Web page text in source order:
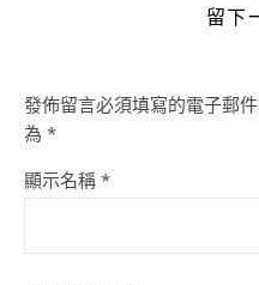
留下
發佈留言必須填寫的電子郵
為 *
顯示名稱 *